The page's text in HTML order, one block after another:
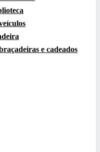
e cadeados